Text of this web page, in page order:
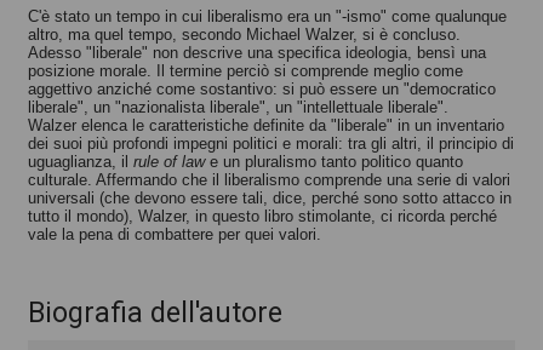
Antoine Garapon Luciano Floridi
C'è stato un tempo in cui liberalismo era un "-ismo" come qualunque
altro, ma quel tempo, secondo Michael Walzer, si è concluso.
Adesso "liberale" non descrive una specifica ideologia, bensì una
posizione morale. Il termine perciò si comprende meglio come
aggettivo anziché come sostantivo: si può essere un "democratico
liberale", un "nazionalista liberale", un "intellettuale liberale".
Walzer elenca le caratteristiche definite da "liberale" in un inventario
dei suoi più profondi impegni politici e morali: tra gli altri, il principio di
uguaglianza, il rule of lawe un pluralismo tanto politico quanto
culturale. Affermando che il liberalismo comprende una serie di valori
universali (che devono essere tali, dice, perché sono sotto attacco in
tutto il mondo), Walzer, in questo libro stimolante, ci ricorda perché
vale la pena di combattere per quei valori.
Biografia dell'autore